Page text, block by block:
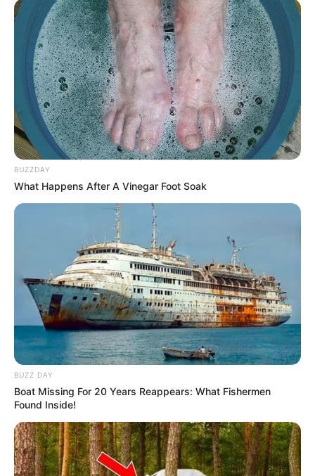
Materiais Necessários
Velas brancas ou parafina
Pavio
Essência para velas
Corantes ou giz de cera
Pote de vidros reaproveitados
Renda ou fio de juta para decorar
Panela, mexedor, pregador de roupa, tesoura
Passo a Passo
Linkdo vídeo noYouTube:DIY: Velas Decoradas e
BUZZDAY
What Happens After A Vinegar Foot Soak
BUZZ DAY
Boat Missing For 20 Years Reappears: What Fishermen
Found Inside!